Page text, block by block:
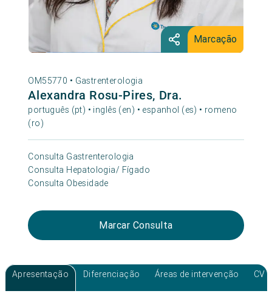
Marcação
OM55770 • Gastrenterologia
Alexandra Rosu-Pires, Dra.
português (pt) • inglês (en) • espanhol (es) • romeno
(ro)
Consulta Gastrenterologia
Consulta Hepatologia/ Fígado
Consulta Obesidade
Marcar Consulta
Apresentação Diferenciação Áreas de intervenção CV